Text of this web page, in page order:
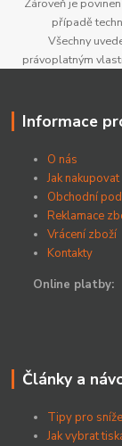
Zároveň je
případě
Všechny
právoplatným
Informace
O nás
Jak nakupovat
Obchodní
Reklamace
Vrácení zboží
Kontakty
Online platby:
Články a
Tipy pro
Jak vybrat